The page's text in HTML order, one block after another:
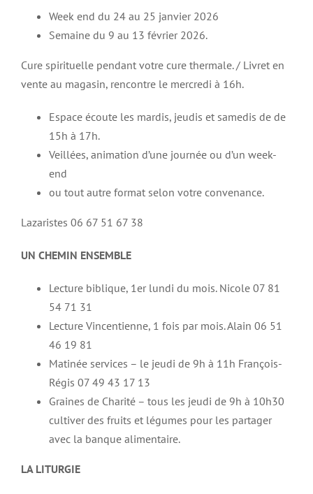
Week end du 24 au 25 janvier 2026
Semaine du 9 au 13 février 2026.
Cure spirituelle pendant votre cure thermale. / Livret en
vente au magasin, rencontre le mercredi à 16h.
Espace écoute les mardis, jeudis et samedis de de
15h à 17h.
Veillées, animation d’une journée ou d’un week-
end
ou tout autre format selon votre convenance.
Lazaristes 06 67 51 67 38
UN CHEMIN ENSEMBLE
Lecture biblique, 1er lundi du mois. Nicole 07 81
54 71 31
Lecture Vincentienne, 1 fois par mois. Alain 06 51
46 19 81
Matinée services – le jeudi de 9h à 11h François-
Régis 07 49 43 17 13
Graines de Charité – tous les jeudi de 9h à 10h30
cultiver des fruits et légumes pour les partager
avec la banque alimentaire.
LA LITURGIE